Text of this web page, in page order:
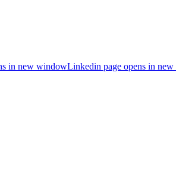
in new windowLinkedin page opens in